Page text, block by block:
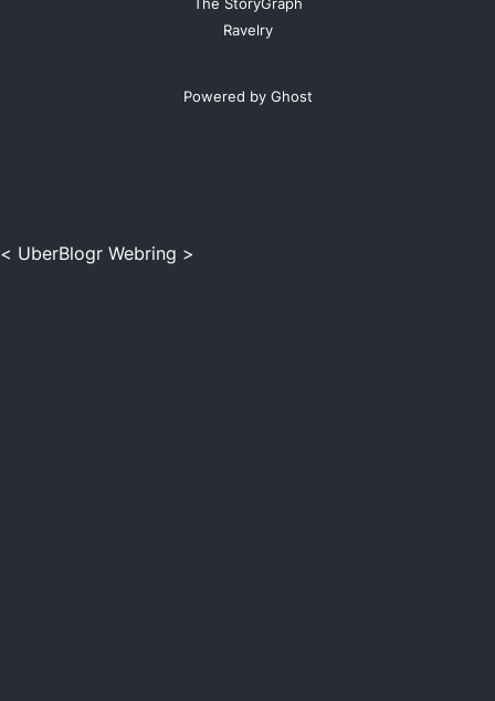
Ravelry
Powered by Ghost
< UberBlogr Webring >